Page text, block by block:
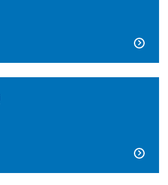

